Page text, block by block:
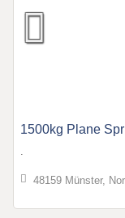
1500kg Plane
48159 Münster,